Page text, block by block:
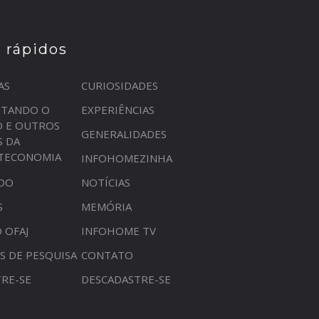
rápidos
CURIOSIDADES
O
E OUTROS
DA
EXPERIÊNCIAS
GENERALIDADES
INFOHOMEZINHA
NOTÍCIAS
MEMÓRIA
OFAJ
INFOHOME TV
DE PESQUISA CONTATO
SE
DESCADASTRE-SE